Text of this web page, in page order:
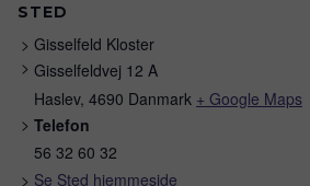
STED
Gisselfeld Kloster
Gisselfeldvej 12 A
Haslev, 4690 Danmark + Google Maps
Telefon
56 32 60 32
Se Sted hjemmeside